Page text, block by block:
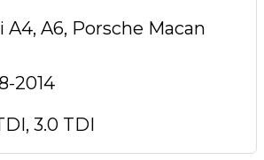
A4, A6, Porsche Macan
2014
3.0 TDI